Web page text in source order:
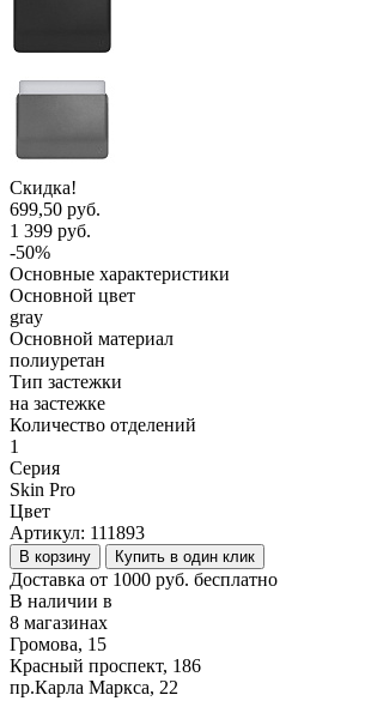
Скидка!
699,50 руб.
1 399 руб.
-50%
Основные характеристики
Основной цвет
gray
Основной материал
полиуретан
Тип застежки
на застежке
Количество отделений
1
Серия
Skin Pro
Цвет
Артикул: 111893
В корзину Купить в один клик
Доставка от 1000 руб. бесплатно
В наличии в
8 магазинах
Громова, 15
Красный проспект, 186
пр.Карла Маркса, 22